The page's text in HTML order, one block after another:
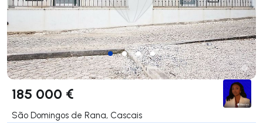
185 000 €
São Domingos de Rana, Cascais